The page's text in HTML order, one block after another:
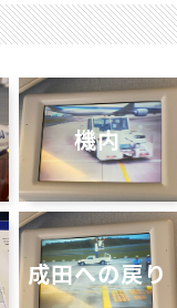
機内
成田への戻り